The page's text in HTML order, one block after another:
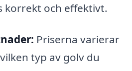
och effektivt.
Priserna varierar
typ av golv du